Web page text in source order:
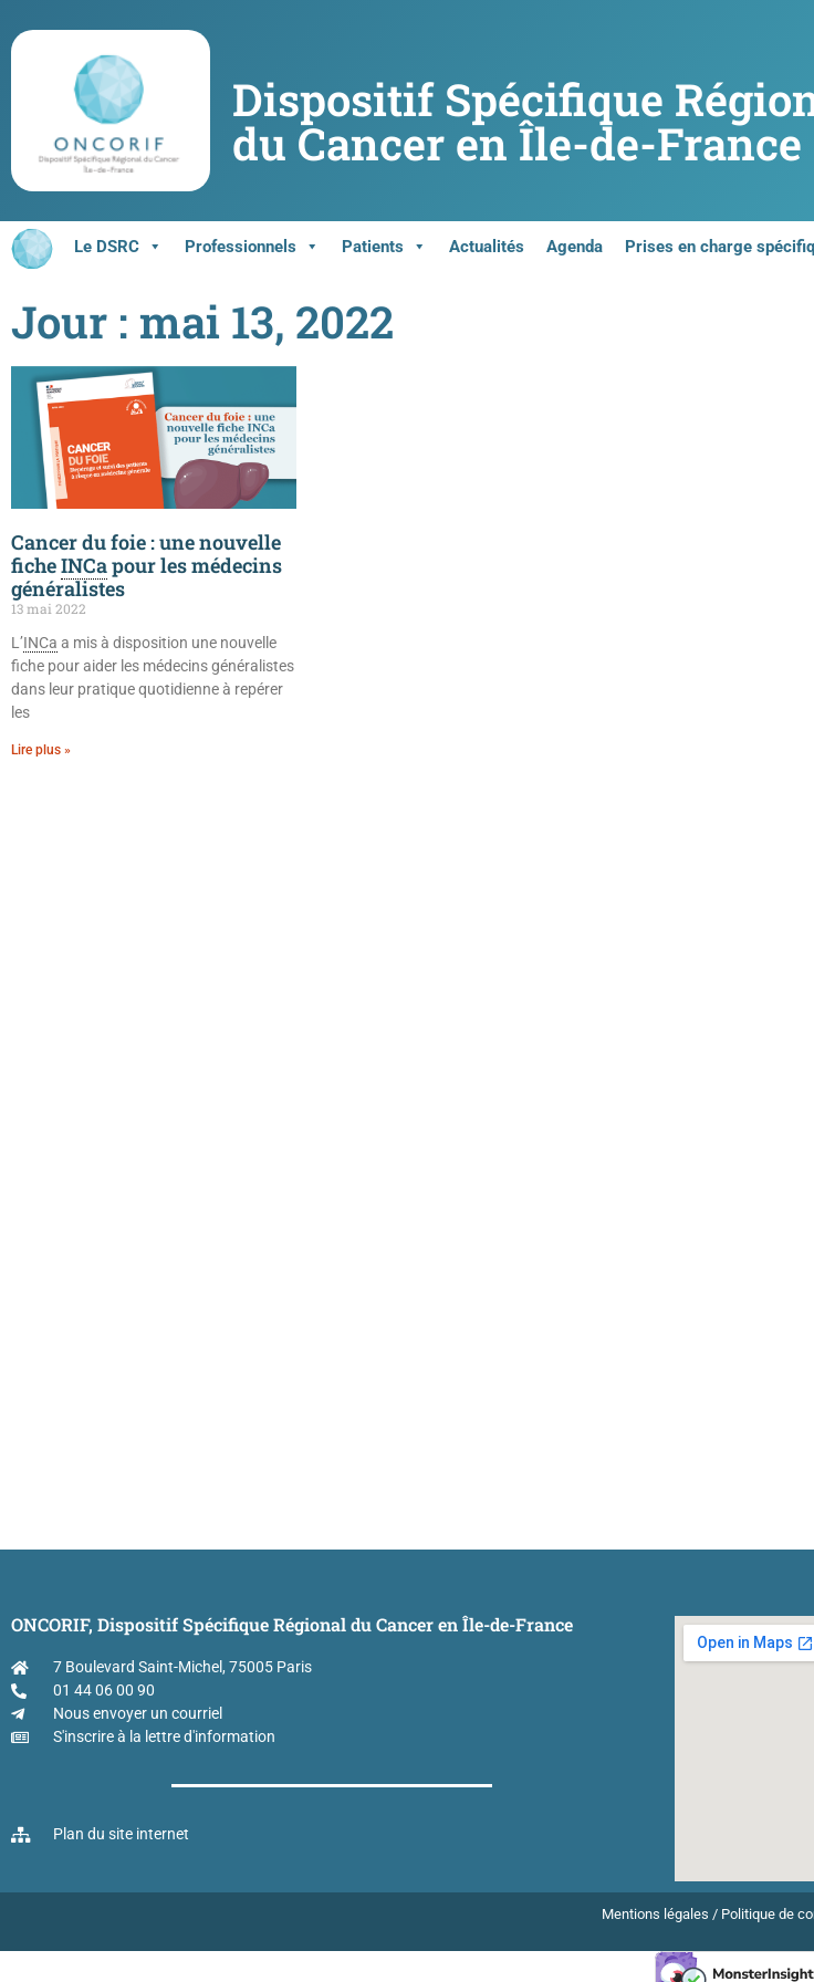
Dispositif Spécifique
du Cancer en Île-de-France
Le DSRC Professionnels Patients Actualités Agenda Prises en charge
Jour : mai 13, 2022
Cancer du foie : une nouvelle
ficheINCapour les médecins
généralistes
13 mai 2022
L’INCa a mis à disposition une nouvelle
fiche pour aider les médecins généralistes
dans leur pratique quotidienne à repérer
les
Lire plus »
ONCORIF, Dispositif Spécifique Régional du Cancer en Île-de-France
7 Boulevard Saint-Michel, 75005 Paris
01 44 06 00 90
Nous envoyer un courriel
S'inscrire à la lettre d'information
Plan du site internet
Mentions légales / Politique de